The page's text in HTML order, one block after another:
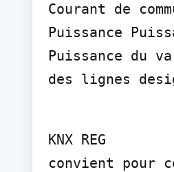
Courant de
Puissance
Puissance du
des lignes
KNX REG
convient pour